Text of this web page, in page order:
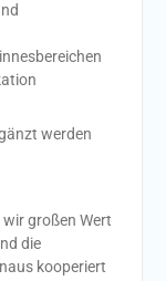
werden
wir großen Wert
die
kooperiert